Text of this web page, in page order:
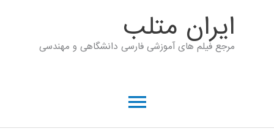
ايران متلب
مرجع فیلم های آموزشی فارسی دانشگاهی و مهندسی
فهرست